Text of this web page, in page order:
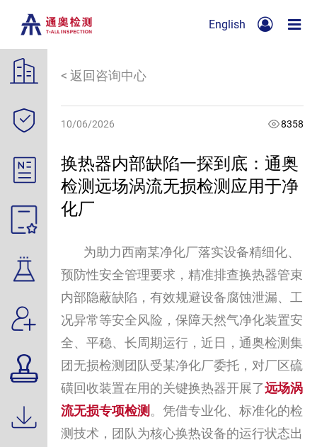
English
< 返回咨询中心
10/06/2026 8358
换热器内部缺陷一探到底：通奥
检测远场涡流无损检测应用于净
化厂
为助力西南某净化厂落实设备精细化、
预防性安全管理要求，精准排查换热器管束
内部隐蔽缺陷，有效规避设备腐蚀泄漏、工
况异常等安全风险，保障天然气净化装置安
全、平稳、长周期运行，近日，通奥检测集
团无损检测团队受某净化厂委托，对厂区硫
磺回收装置在用的关键换热器开展了远场涡
流无损专项检测 。凭借专业化、标准化的检
测技术，团队为核心换热设备的运行状态出